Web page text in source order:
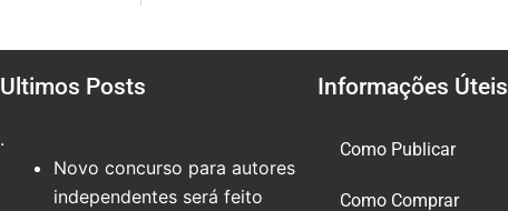
Ultimos Posts
.
Novo concurso para autores
independentes será feito
Informações Úteis
Como Publicar
Como Comprar